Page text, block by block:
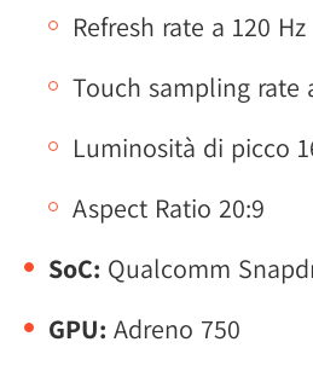
Refresh rate a 120 Hz
Touch sampling rate
Luminosità di picco
Aspect Ratio 20:9
SoC: Qualcomm
GPU: Adreno 750